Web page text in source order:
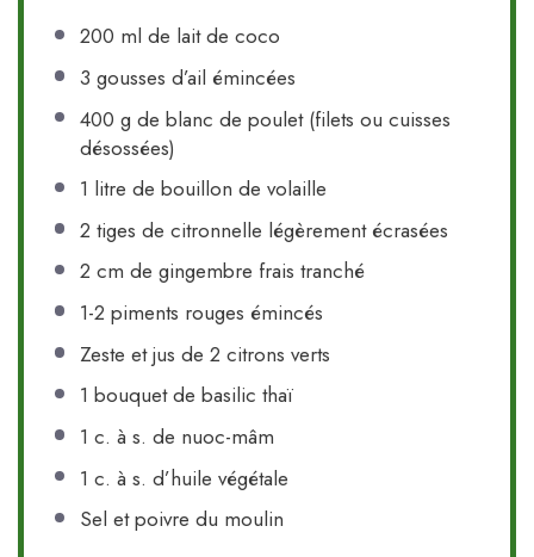
200 ml de lait de coco
3 gousses d’ail émincées
400 g de blanc de poulet (filets ou cuisses
désossées)
1 litre de bouillon de volaille
2 tiges de citronnelle légèrement écrasées
2 cm de gingembre frais tranché
1-2 piments rouges émincés
Zeste et jus de 2 citrons verts
1 bouquet de basilic thaï
1 c. à s. de nuoc-mâm
1 c. à s. d’huile végétale
Sel et poivre du moulin